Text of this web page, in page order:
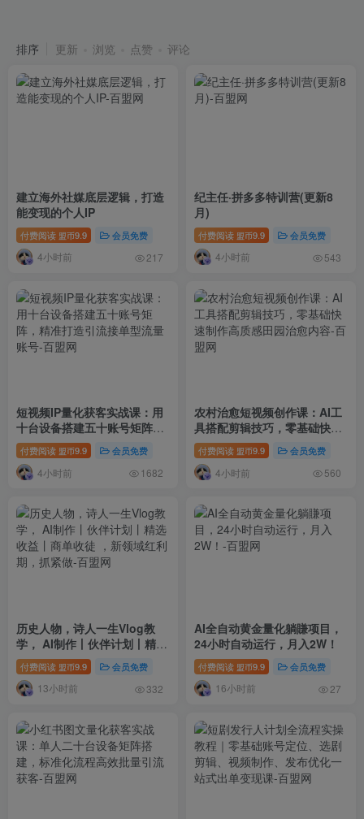
排序
更新 浏览 点赞 评论
建立海外社媒底层逻辑，打造
能变现的个人IP
付费阅读 盟币9.9 会员免费
4小时前 217
纪主任·拼多多特训营(更新8
月)
付费阅读 盟币9.9 会员免费
4小时前 543
短视频IP量化获客实战课：用
十台设备搭建五十账号矩阵，
精准打造引流接单型流量账号
付费阅读 盟币9.9 会员免费
4小时前 1682
农村治愈短视频创作课：AI工
具搭配剪辑技巧，零基础快速
制作高质感田园治愈内容
付费阅读 盟币9.9 会员免费
4小时前 560
历史人物，诗人一生Vlog教
学， AI制作丨伙伴计划丨精选
收益丨商单收徒 ，新领域红利
期，抓紧做
付费阅读 盟币9.9 会员免费
13小时前 332
AI全自动黄金量化躺賺项目，
24小时自动运行，月入2W！
付费阅读 盟币9.9 会员免费
16小时前 27